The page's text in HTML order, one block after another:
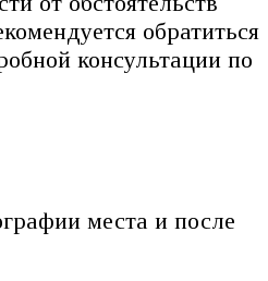
обратиться
консультации по
места и после